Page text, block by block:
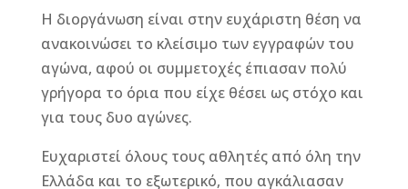
Η διοργάνωση είναι στην ευχάριστη θέση να
ανακοινώσει το κλείσιμο των εγγραφών του
αγώνα, αφού οι συμμετοχές έπιασαν πολύ
γρήγορα το όρια που είχε θέσει ως στόχο και
για τους δυο αγώνες.
Ευχαριστεί όλους τους αθλητές από όλη την
Ελλάδα και το εξωτερικό, που αγκάλιασαν